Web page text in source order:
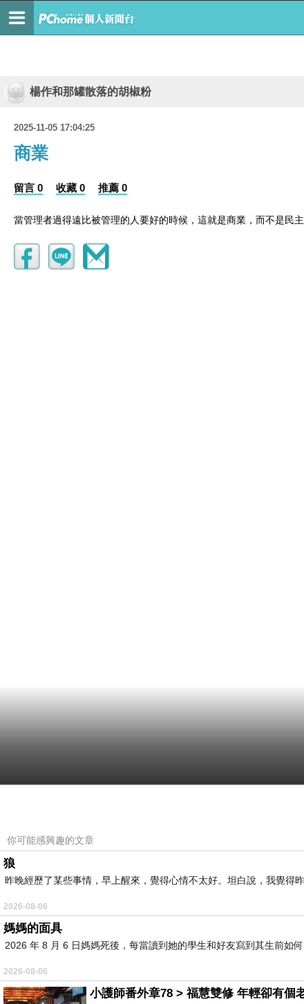
楊作和那罐散落的胡椒粉
2025-11-05 17:04:25
商業
留言 0 收藏 0 推薦 0
當管理者過得遠比被管理的人要好的時候，這就是商業，而不是民主
你可能感興趣的文章
狼
昨晚經歷了某些事情，早上醒來，覺得心情不太好。坦白說，我覺得
2026-08-06
媽媽的面具
2026 年 8 月 6 日媽媽死後，每當讀到她的學生和好友寫到其生前如
2026-08-06
小護師番外章78 > 福慧雙修 年輕卻有個